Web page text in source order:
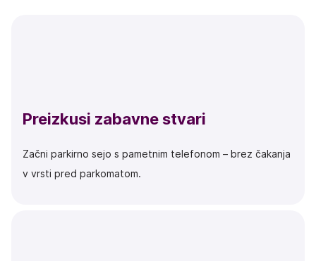
Preizkusi zabavne stvari
Začni parkirno sejo s pametnim telefonom – brez čakanja
v vrsti pred parkomatom.